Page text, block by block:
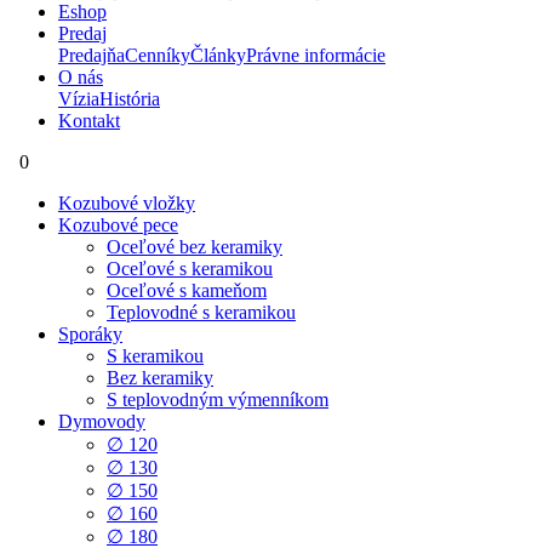
Eshop
Predaj
PredajňaCenníkyČlánkyPrávne informácie
O nás
VíziaHistória
Kontakt
0
Kozubové vložky
Kozubové pece
Oceľové bez keramiky
Oceľové s keramikou
Oceľové s kameňom
Teplovodné s keramikou
Sporáky
S keramikou
Bez keramiky
S teplovodným výmenníkom
Dymovody
∅ 120
∅ 130
∅ 150
∅ 160
∅ 180